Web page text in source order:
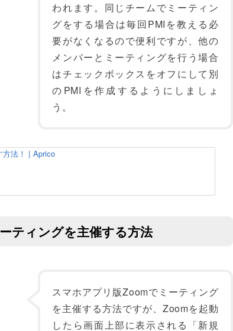
われます。同じチームでミーティン
グをする場合は毎回PMIを教える必
要がなくなるので便利ですが、他の
メンバーとミーティングを行う場合
はチェックボックスをオフにして別
のPMIを作成するようにしましょ
う。
方法！ | Aprico
ティングを主催する方法
スマホアプリ版Zoomでミーティング
を主催する方法ですが、Zoomを起動
したら画面上部に表示される「新規